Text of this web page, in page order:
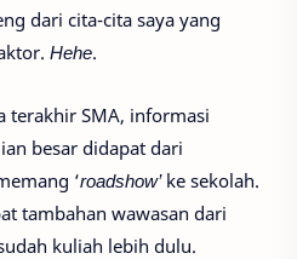
dari cita-cita saya yang
Hehe.
terakhir SMA, informasi
besar didapat dari
‘roadshow’ke sekolah.
tambahan wawasan dari
kuliah lebih dulu.